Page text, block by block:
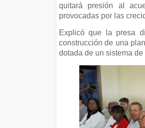
quitará presión al
provocadas por las
Explicó que la presa
construcción de una
dotada de un sistema de